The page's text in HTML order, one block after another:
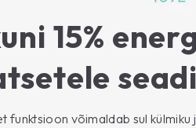
15%
funktsioon võimaldab sul külmiku